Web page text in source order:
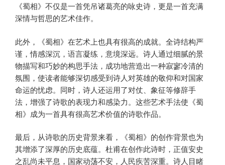
《蜀相》不仅是一首凭吊诸葛亮的咏史诗，更是一首充满
深情与哲思的艺术佳作。
此外，《蜀相》在艺术上也具有很高的成就。全诗结构严
谨，情感深沉，语言凝练，意境深远。诗人通过细腻的景
物描写和巧妙的构思手法，成功地营造出一种寂寥冷清的
氛围，使读者能够深切感受到诗人对英雄的敬仰和对国家
命运的忧虑。同时，诗人还运用了对仗、象征等修辞手
法，增强了诗歌的表现力和感染力。这些艺术手法使《蜀
相》成为一首具有很高艺术价值的诗歌作品。
最后，从诗歌的历史背景来看，《蜀相》的创作背景也为
其增添了深厚的历史底蕴。杜甫在创作此诗时，正值安史
之乱尚未平息，国家动荡不安，人民疾苦深重。诗人目睹